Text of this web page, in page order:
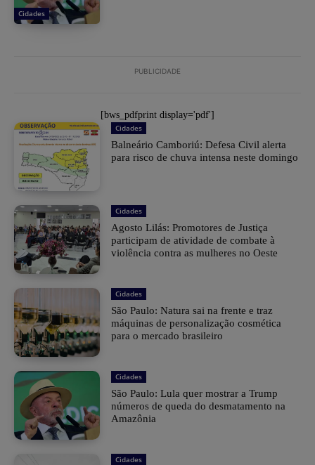
Cidades
PUBLICIDADE
[bws_pdfprint display='pdf']
Cidades
Balneário Camboriú: Defesa Civil alerta
para risco de chuva intensa neste domingo
Cidades
Agosto Lilás: Promotores de Justiça
participam de atividade de combate à
violência contra as mulheres no Oeste
Cidades
São Paulo: Natura sai na frente e traz
máquinas de personalização cosmética
para o mercado brasileiro
Cidades
São Paulo: Lula quer mostrar a Trump
números de queda do desmatamento na
Amazônia
Cidades